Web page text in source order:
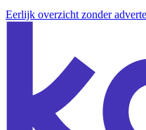
Eerlijk overzicht zonder